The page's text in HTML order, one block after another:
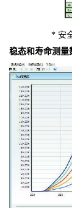
* 安
稳态和寿命测量